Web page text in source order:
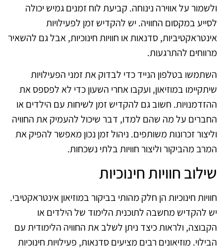
ולשמור על אווירה נינוחה. קביעת לוח זמנים גמיש יכולה
לסייע במקסום החוויה. יש להקדיש זמן לפעילויות
אינטראקטיביות, סדנאות או חוויות חינוכיות, אבל גם להשאיר
מרווחים להתרגעות.
השתמשו בטלפון הנייד כדי לבדוק את זמני הפעילויות
שיתקיימו במוזיאון, ועקבו אחרי השעון כדי לא לפספס את
ההזדמנויות. חשוב גם להקדיש זמן לשיחות עם הילדים או
החברים על מה שהם למדו, דבר שיכול להעמיק את החוויה
וליצור זכרונות משותפים. ניהול זמן נכון מאפשר להפיק את
המרב מהביקור וליצור חוויות בלתי נשכחות.
שילוב חוויות חינוכיות
חוויות חינוכיות הן חלק מהותי בביקור במוזיאון אינטראקטיבי.
יש להקדיש מחשבה לתוכנית הלימוד של הילדים או
הקבוצה, ולראות כיצד ניתן לשלב את החוויה הלימודית עם
הבילוי. מוזיאונים רבים מציעים סדנאות, פעילויות חינוכיות